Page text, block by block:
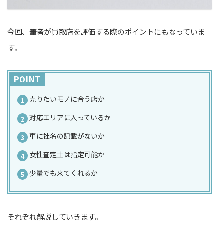
今回、筆者が買取店を評価する際のポイントにもなっていま
す。
POINT
売りたいモノに合う店か
対応エリアに入っているか
車に社名の記載がないか
女性査定士は指定可能か
少量でも来てくれるか
それぞれ解説していきます。